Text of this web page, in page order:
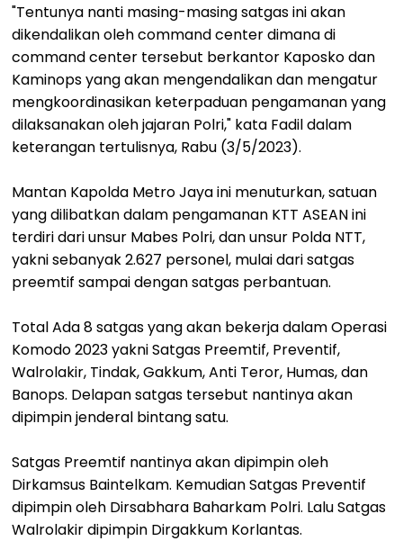
"Tentunya nanti masing-masing satgas ini akan
dikendalikan oleh command center dimana di
command center tersebut berkantor Kaposko dan
Kaminops yang akan mengendalikan dan mengatur
mengkoordinasikan keterpaduan pengamanan yang
dilaksanakan oleh jajaran Polri," kata Fadil dalam
keterangan tertulisnya, Rabu (3/5/2023).
Mantan Kapolda Metro Jaya ini menuturkan, satuan
yang dilibatkan dalam pengamanan KTT ASEAN ini
terdiri dari unsur Mabes Polri, dan unsur Polda NTT,
yakni sebanyak 2.627 personel, mulai dari satgas
preemtif sampai dengan satgas perbantuan.
Total Ada 8 satgas yang akan bekerja dalam Operasi
Komodo 2023 yakni Satgas Preemtif, Preventif,
Walrolakir, Tindak, Gakkum, Anti Teror, Humas, dan
Banops. Delapan satgas tersebut nantinya akan
dipimpin jenderal bintang satu.
Satgas Preemtif nantinya akan dipimpin oleh
Dirkamsus Baintelkam. Kemudian Satgas Preventif
dipimpin oleh Dirsabhara Baharkam Polri. Lalu Satgas
Walrolakir dipimpin Dirgakkum Korlantas.